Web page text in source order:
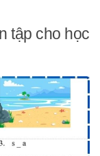
tập cho học